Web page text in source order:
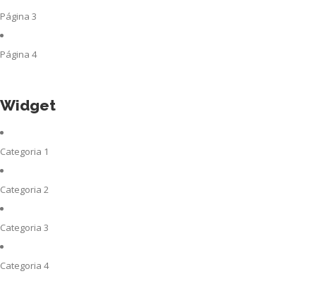
Página 3
Página 4
Widget
Categoria 1
Categoria 2
Categoria 3
Categoria 4